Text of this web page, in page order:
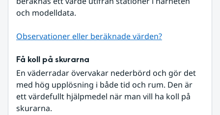
och modelldata.
Observationer eller beräknade värden?
Få koll på skurarna
En väderradar övervakar nederbörd och gör det
med hög upplösning i både tid och rum. Den är
ett värdefullt hjälpmedel när man vill ha koll på
skurarna.